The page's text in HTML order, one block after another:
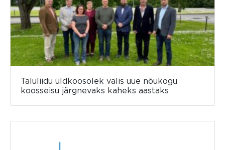
Taluliidu üldkoosolek valis uue nõukogu
koosseisu järgnevaks kaheks aastaks